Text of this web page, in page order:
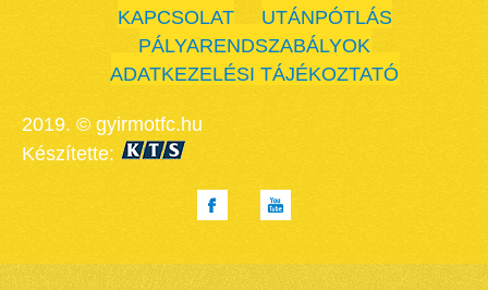
KAPCSOLAT
UTÁNPÓTLÁS
PÁLYARENDSZABÁLYOK
ADATKEZELÉSI TÁJÉKOZTATÓ
2019. © gyirmotfc.hu
Készítette: